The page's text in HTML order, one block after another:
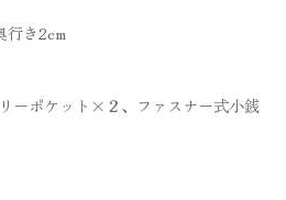
き2cm
ポケット×２、ファスナー式小銭